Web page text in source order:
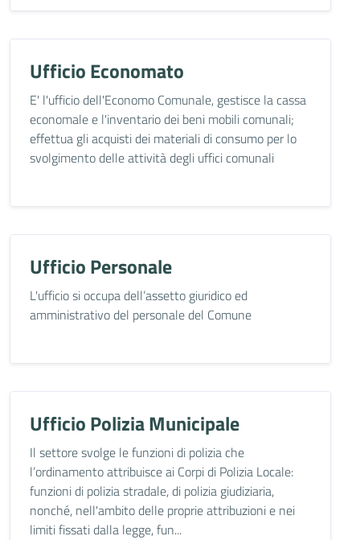
Ufficio Economato
E' l'ufficio dell'Economo Comunale, gestisce la cassa
economale e l'inventario dei beni mobili comunali;
effettua gli acquisti dei materiali di consumo per lo
svolgimento delle attività degli uffici comunali
Ufficio Personale
L'ufficio si occupa dell’assetto giuridico ed
amministrativo del personale del Comune
Ufficio Polizia Municipale
Il settore svolge le funzioni di polizia che
l’ordinamento attribuisce ai Corpi di Polizia Locale:
funzioni di polizia stradale, di polizia giudiziaria,
nonché, nell'ambito delle proprie attribuzioni e nei
limiti fissati dalla legge, fun...